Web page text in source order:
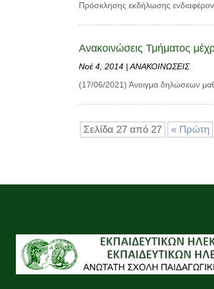
Πρόσκλησης εκδήλωσης
Ανακοινώσεις Τμήματος
Νοέ 4, 2014 |ΑΝΑΚΟΙΝΩΣΕΙΣ
(17/06/2021) Άνοιγμα δηλώσεων
Σελίδα 27 από 27 « Πρώτη